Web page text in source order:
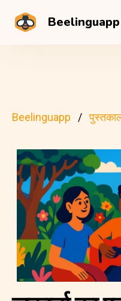
Beelinguapp
Beelinguapp